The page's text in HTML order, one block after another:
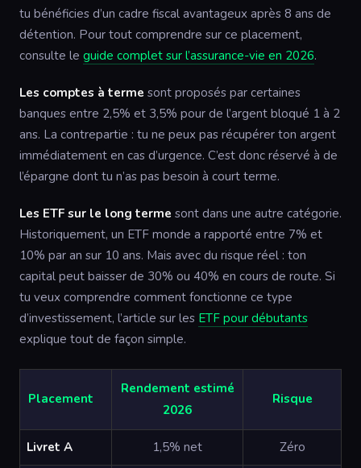
tu bénéficies d’un cadre fiscal avantageux après 8 ans de
détention. Pour tout comprendre sur ce placement,
consulte le guide complet sur l’assurance-vie en 2026.
Les comptes à terme sont proposés par certaines
banques entre 2,5% et 3,5% pour de l’argent bloqué 1 à 2
ans. La contrepartie : tu ne peux pas récupérer ton argent
immédiatement en cas d’urgence. C’est donc réservé à de
l’épargne dont tu n’as pas besoin à court terme.
Les ETF sur le long terme sont dans une autre catégorie.
Historiquement, un ETF monde a rapporté entre 7% et
10% par an sur 10 ans. Mais avec du risque réel : ton
capital peut baisser de 30% ou 40% en cours de route. Si
tu veux comprendre comment fonctionne ce type
d’investissement, l’article sur les ETF pour débutants
explique tout de façon simple.
Placement
Rendement estimé
2026
Risque
Livret A 1,5% net Zéro